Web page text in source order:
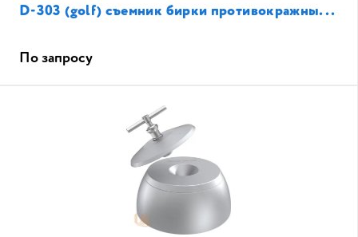
D-303 (golf) съемник бирки противокражны...
По запросу